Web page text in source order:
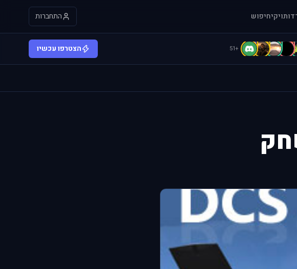
ויקיחיפוש התחברות
d
D
d
D
+51 הצטרפו עכשיו